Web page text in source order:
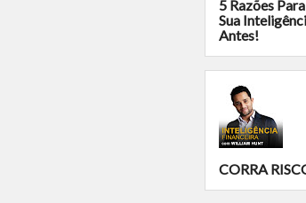
5 Razões
Sua
Antes!
CORRA